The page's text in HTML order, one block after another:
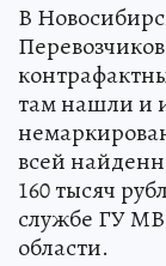
В
там нашли и
всей
160 тысяч
службе ГУ
области.